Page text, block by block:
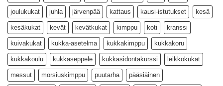
joulukukat juhla järvenpää kattaus kausi-istutukset kesä
kesäkukat kevät kevätkukat kimppu koti kranssi
kuivakukat kukka-asetelma kukkakimppu kukkakoru
kukkakoulu kukkaseppele kukkasidontakurssi leikkokukat
messut morsiuskimppu puutarha pääsiäinen